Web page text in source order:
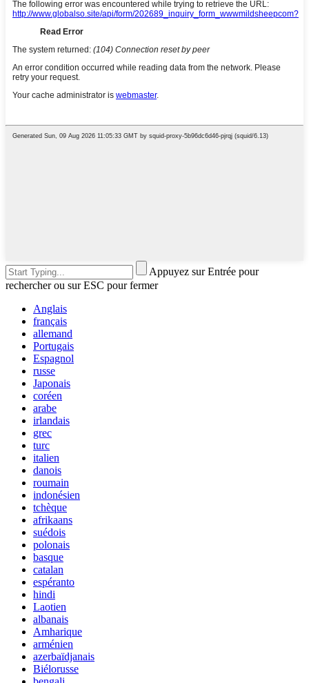
Appuyez sur Entrée pour
rechercher ou sur ESC pour fermer
Anglais
français
allemand
Portugais
Espagnol
russe
Japonais
coréen
arabe
irlandais
grec
turc
italien
danois
roumain
indonésien
tchèque
afrikaans
suédois
polonais
basque
catalan
espéranto
hindi
Laotien
albanais
Amharique
arménien
azerbaïdjanais
Biélorusse